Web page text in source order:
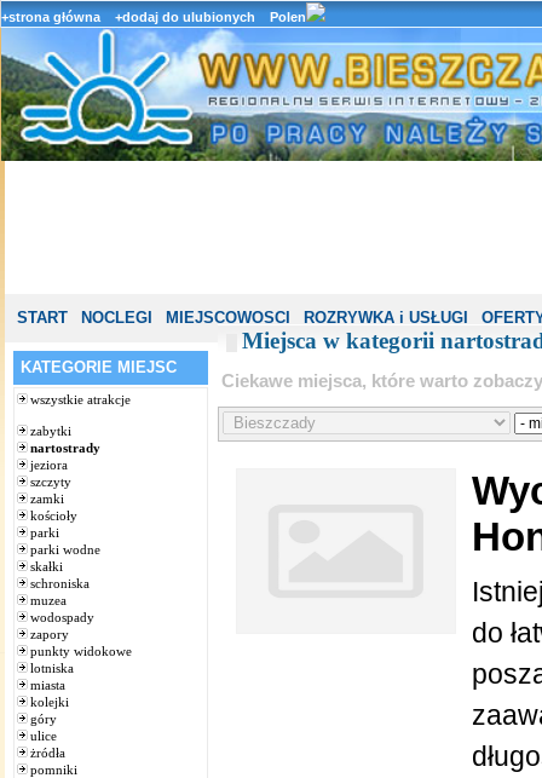
+strona główna +dodaj do ulubionych Polen
START NOCLEGI MIEJSCOWOSCI ROZRYWKA i USŁUGI
KATEGORIE MIEJSC
wszystkie atrakcje
zabytki
nartostrady
jeziora
szczyty
zamki
kościoły
parki
parki wodne
skałki
schroniska
muzea
wodospady
zapory
punkty widokowe
lotniska
miasta
kolejki
góry
ulice
żródła
pomniki
Miejsca w kategorii
Ciekawe miejsca, które warto
do